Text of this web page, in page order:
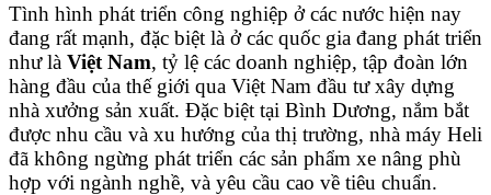
Tình hình phát triển công nghiệp ở các nước hiện nay
đang rất mạnh, đặc biệt là ở các quốc gia đang phát triển
như là Việt Nam, tỷ lệ các doanh nghiệp, tập đoàn lớn
hàng đầu của thế giới qua Việt Nam đầu tư xây dựng
nhà xưởng sản xuất. Đặc biệt tại Bình Dương, nắm bắt
được nhu cầu và xu hướng của thị trường, nhà máy Heli
đã không ngừng phát triển các sản phẩm xe nâng phù
hợp với ngành nghề, và yêu cầu cao về tiêu chuẩn.